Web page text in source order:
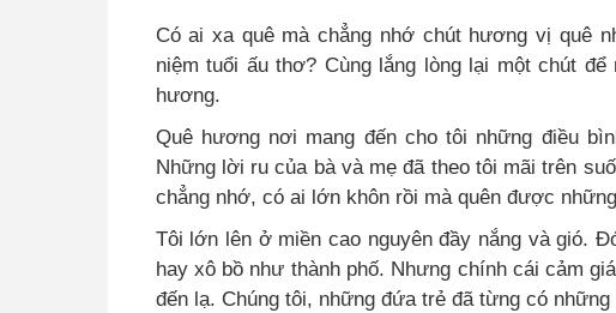
Có ai xa quê mà chẳng nhớ chút hương vị quê
niệm tuổi ấu thơ? Cùng lắng lòng lại một chút
hương.
Quê hương nơi mang đến cho tôi những điều
Những lời ru của bà và mẹ đã theo tôi mãi trên
chẳng nhớ, có ai lớn khôn rồi mà quên được
Tôi lớn lên ở miền cao nguyên đầy nắng và gió.
hay xô bồ như thành phố. Nhưng chính cái cảm
đến lạ. Chúng tôi, những đứa trẻ đã từng có